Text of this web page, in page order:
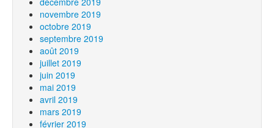
novembre 2019
octobre 2019
septembre 2019
août 2019
juillet 2019
juin 2019
mai 2019
avril 2019
mars 2019
février 2019